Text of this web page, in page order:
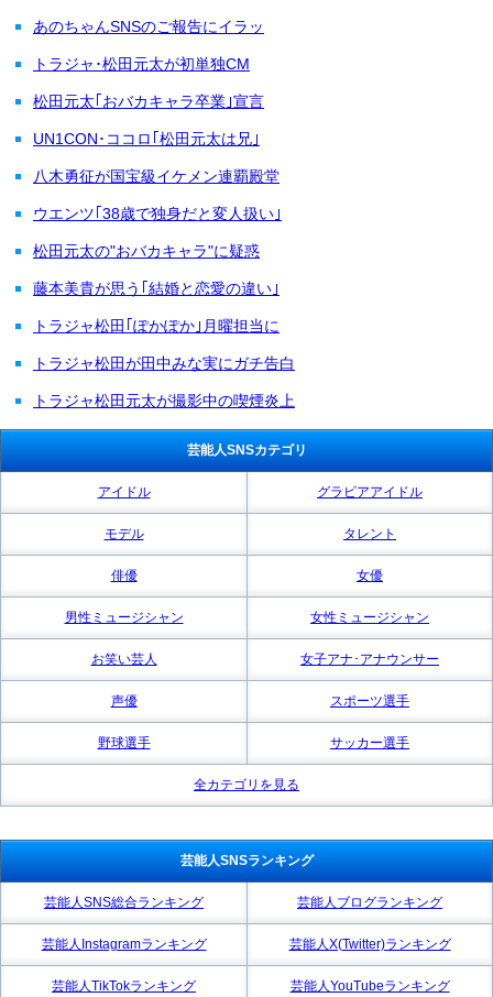
あのちゃんSNSのご報告にイラッ
トラジャ･松田元太が初単独CM
松田元太｢おバカキャラ卒業｣宣言
UN1CON･ココロ｢松田元太は兄｣
八木勇征が国宝級イケメン連覇殿堂
ウエンツ｢38歳で独身だと変人扱い｣
松田元太の"おバカキャラ"に疑惑
藤本美貴が思う｢結婚と恋愛の違い｣
トラジャ松田｢ぽかぽか｣月曜担当に
トラジャ松田が田中みな実にガチ告白
トラジャ松田元太が撮影中の喫煙炎上
芸能人SNSカテゴリ
アイドル グラビアアイドル
モデル タレント
俳優 女優
男性ミュージシャン 女性ミュージシャン
お笑い芸人 女子アナ･アナウンサー
声優 スポーツ選手
野球選手 サッカー選手
全カテゴリを見る
芸能人SNSランキング
芸能人SNS総合ランキング 芸能人ブログランキング
芸能人Instagramランキング 芸能人X(Twitter)ランキング
芸能人TikTokランキング 芸能人YouTubeランキング